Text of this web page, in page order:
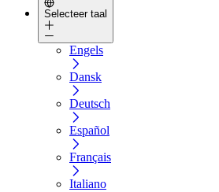
Selecteer taal
Engels
Dansk
Deutsch
Español
Français
Italiano